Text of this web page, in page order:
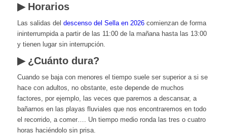
▶ Horarios
Las salidas del descenso del Sella en 2026comienzan de forma
ininterrumpida a partir de las 11:00 de la mañana hasta las 13:00
y tienen lugar sin interrupción.
▶ ¿Cuánto dura?
Cuando se baja con menores el tiempo suele ser superior a si se
hace con adultos, no obstante, este depende de muchos
factores, por ejemplo, las veces que paremos a descansar, a
bañarnos en las playas fluviales que nos encontraremos en todo
el recorrido, a comer…. Un tiempo medio ronda las tres o cuatro
horas haciéndolo sin prisa.